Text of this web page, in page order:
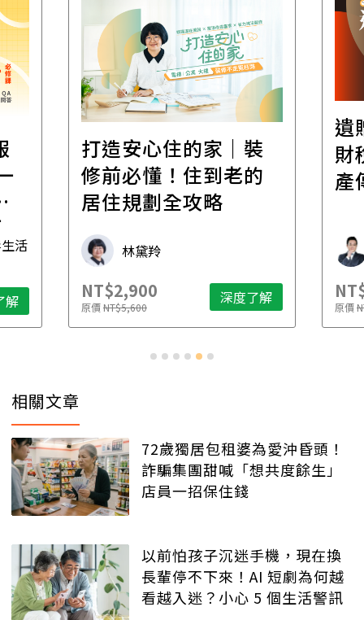
活
解
打造安心住的家｜裝
修前必懂！住到老的
居住規劃全攻略
林黛羚
NT$2,900
原價NT$5,600 深度了解
遺
財
產
原價
相關文章
72歲獨居包租婆為愛沖昏頭！
詐騙集團甜喊「想共度餘生」
店員一招保住錢
以前怕孩子沉迷手機，現在換
長輩停不下來！AI 短劇為何越
看越入迷？小心 5 個生活警訊